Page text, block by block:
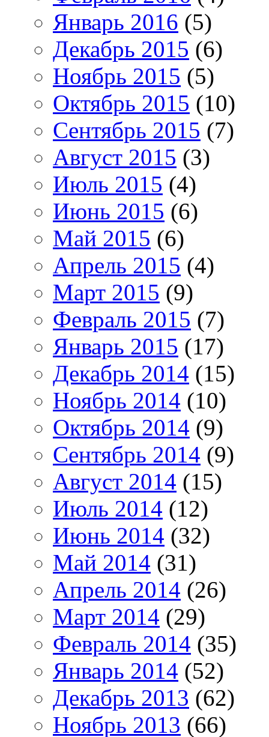
Январь 2016 (5)
Декабрь 2015 (6)
Ноябрь 2015 (5)
Октябрь 2015 (10)
Сентябрь 2015 (7)
Август 2015 (3)
Июль 2015 (4)
Июнь 2015 (6)
Май 2015 (6)
Апрель 2015 (4)
Март 2015 (9)
Февраль 2015 (7)
Январь 2015 (17)
Декабрь 2014 (15)
Ноябрь 2014 (10)
Октябрь 2014 (9)
Сентябрь 2014 (9)
Август 2014 (15)
Июль 2014 (12)
Июнь 2014 (32)
Май 2014 (31)
Апрель 2014 (26)
Март 2014 (29)
Февраль 2014 (35)
Январь 2014 (52)
Декабрь 2013 (62)
Ноябрь 2013 (66)